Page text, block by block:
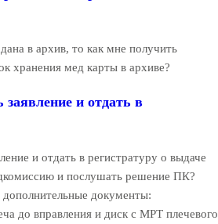
в архив, то как мне получить
хранения мед карты в архиве?
и отдать в
и отдать в регистратуру о выдаче
и послушать решение ПК?
документы:
до вправления и диск с МРТ плечевого